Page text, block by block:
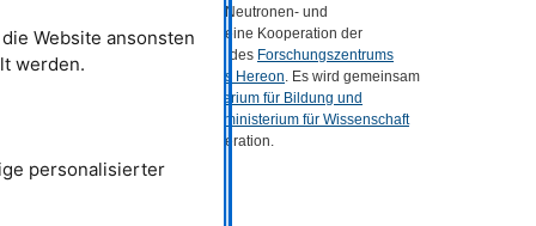
wissenschaftliche Instrumente zur Neutronen- und
Positronenforschung. DasMLZ
ist eine Kooperation der
Technischen Universität München
, des Forschungszentrums
Jülich
und des Helmholtz-Zentrums Hereon. Es wird gemeinsam
Bundesministerium für Bildung und
Bayerische Staatsministerium für Wissenschaft
sowie Partner der Kooperation.
Kontakt:
Website ansonsten
werden.
personalisierter